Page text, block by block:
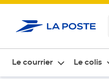
Le courrier Le colis